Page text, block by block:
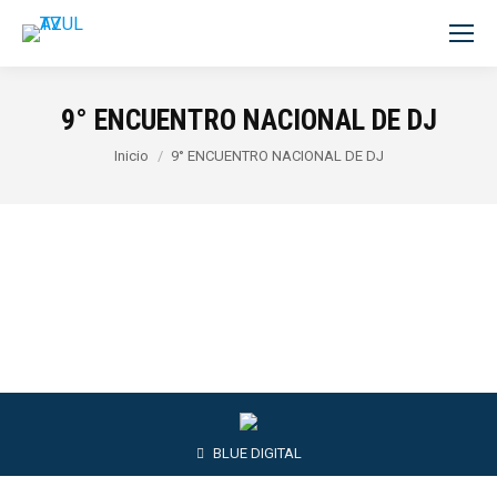
9° ENCUENTRO NACIONAL DE DJ
Estás aquí:
Inicio 9° ENCUENTRO NACIONAL DE DJ
BLUE DIGITAL